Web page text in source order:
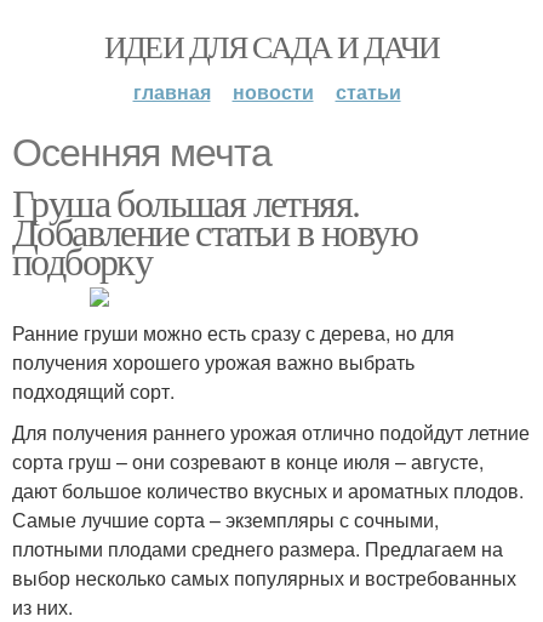
ИДЕИ ДЛЯ САДА И ДАЧИ
главная новости статьи
Осенняя мечта
Груша большая летняя.
Добавление статьи в новую
подборку
Ранние груши можно есть сразу с дерева, но для
получения хорошего урожая важно выбрать
подходящий сорт.
Для получения раннего урожая отлично подойдут летние
сорта груш – они созревают в конце июля – августе,
дают большое количество вкусных и ароматных плодов.
Самые лучшие сорта – экземпляры с сочными,
плотными плодами среднего размера. Предлагаем на
выбор несколько самых популярных и востребованных
из них.